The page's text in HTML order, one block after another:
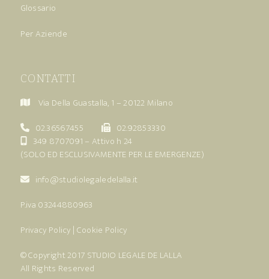
Glossario
Per Aziende
CONTATTI
Via Della Guastalla, 1 – 20122 Milano
02.36567455
02.92853330
349 8707091 – Attivo h 24
(SOLO ED ESCLUSIVAMENTE PER LE EMERGENZE)
info@studiolegaledelalla.it
P.iva 03244880963
Privacy Policy | Cookie Policy
© Copyright 2017 STUDIO LEGALE DE LALLA
All Rights Reserved